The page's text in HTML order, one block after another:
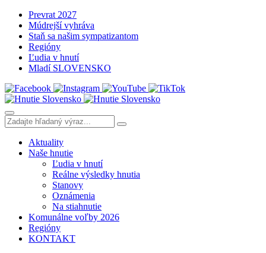
Prevrat 2027
Múdrejší vyhráva
Staň sa našim sympatizantom
Regióny
Ľudia v hnutí
Mladí SLOVENSKO
Aktuality
Naše hnutie
Ľudia v hnutí
Reálne výsledky hnutia
Stanovy
Oznámenia
Na stiahnutie
Komunálne voľby 2026
Regióny
KONTAKT